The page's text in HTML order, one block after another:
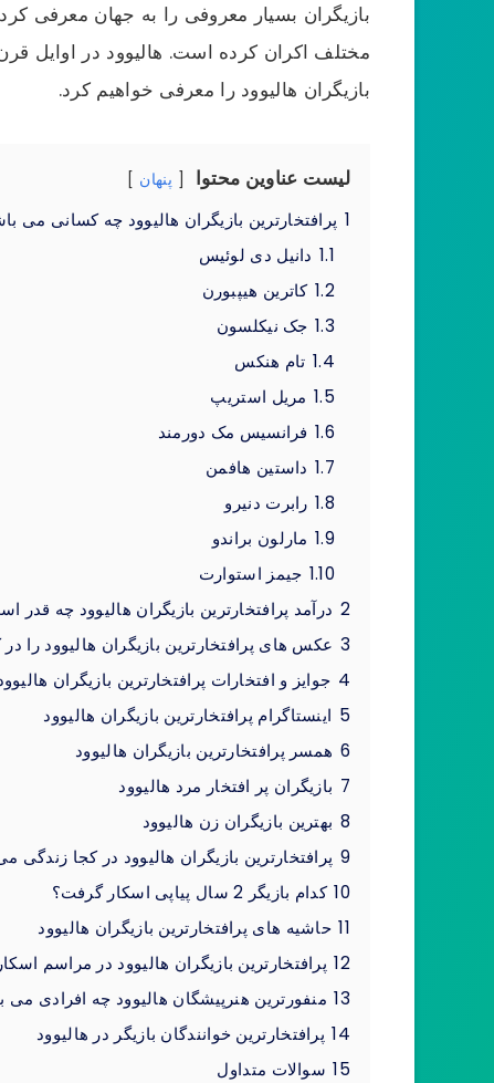
بازیگران بسیار معروفی را به جهان معرفی
مختلف اکران کرده است. هالیوود در اوایل
بازیگران هالیوود را معرفی خواهیم کرد.
لیست عناوین محتوا پنهان
1 پرافتخارترین بازیگران هالیوود چه کسانی می
1.1 دانیل دی لوئیس
1.2 کاترین هیپبورن
1.3 جک نیکلسون
1.4 تام هنکس
1.5 مریل استریپ
1.6 فرانسیس مک دورمند
1.7 داستین هافمن
1.8 رابرت دنیرو
1.9 مارلون براندو
1.10 جیمز استوارت
2 درآمد پرافتخارترین بازیگران هالیوود چه قدر
3 عکس های پرافتخارترین بازیگران هالیوود را در
4 جوایز و افتخارات پرافتخارترین بازیگران
5 اینستاگرام پرافتخارترین بازیگران هالیوود
6 همسر پرافتخارترین بازیگران هالیوود
7 بازیگران پر افتخار مرد هالیوود
8 بهترین بازیگران زن هالیوود
9 پرافتخارترین بازیگران هالیوود در کجا زندگی
10 کدام بازیگر 2 سال پیاپی اسکار گرفت؟
11 حاشیه های پرافتخارترین بازیگران هالیوود
12 پرافتخارترین بازیگران هالیوود در مراسم اسکار
13 منفورترین هنرپیشگان هالیوود چه افرادی می
14 پرافتخارترین خوانندگان بازیگر در هالیوود
15 سوالات متداول